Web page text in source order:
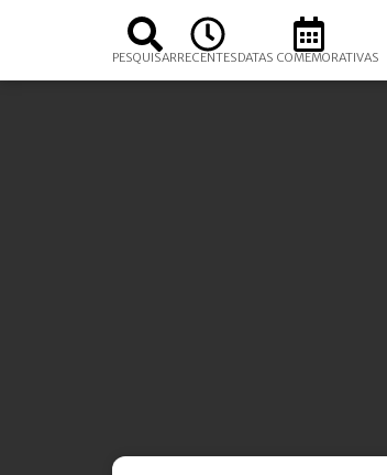
PESQUISARRECENTESDATAS COMEMORATIVAS